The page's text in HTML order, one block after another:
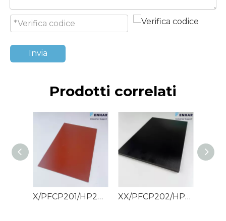
Invia
Prodotti correlati
X/PFCP201/HP2061 Fogli di carta fenolica XX/PFCP202/HP2061.5 Fogli di carta fenolica